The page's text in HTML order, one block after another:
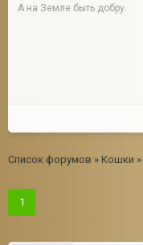
А на Земле быть добру.
Список форумов » Кошки »
1